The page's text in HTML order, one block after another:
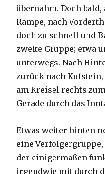
übernahm. Doch
Rampe, nach
doch zu schnell und
zweite Gruppe; etwa
unterwegs. Nach
zurück nach
am Kreisel rechts
Gerade durch das
Etwas weiter hinten
eine
der einigermaßen
irgendwie mit durch